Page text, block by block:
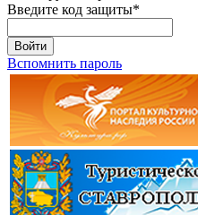
Введите код защиты*
Войти
Вспомнить пароль